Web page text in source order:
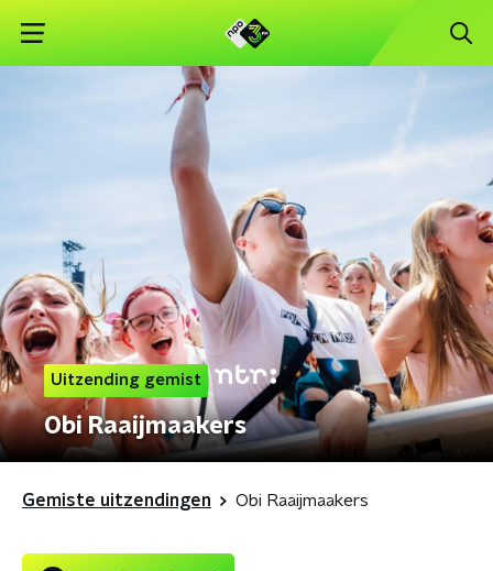
Uitzending gemist
Obi Raaijmaakers
Gemiste uitzendingen Obi Raaijmaakers